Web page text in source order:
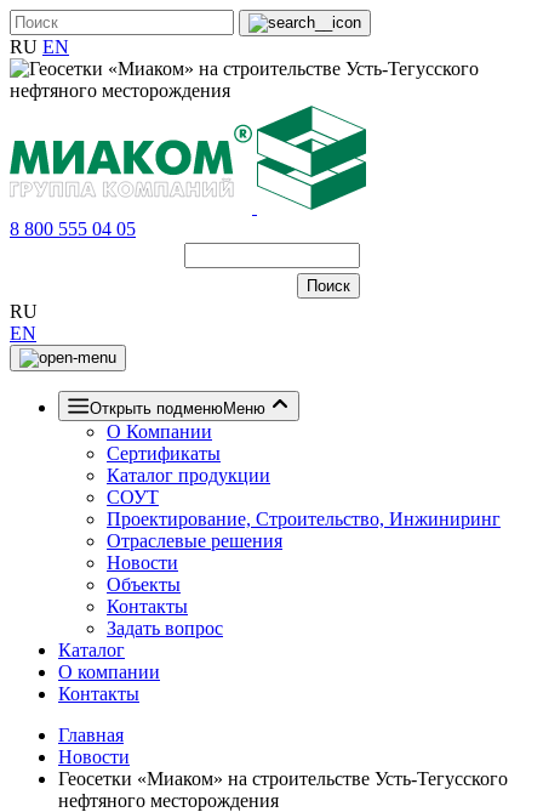
RU EN
8 800 555 04 05
RU
EN
Открыть подменюМеню
О Компании
Сертификаты
Каталог продукции
СОУТ
Проектирование, Строительство, Инжиниринг
Отраслевые решения
Новости
Объекты
Контакты
Задать вопрос
Каталог
О компании
Контакты
Главная
Новости
Геосетки «Миаком» на строительстве Усть-Тегусского
нефтяного месторождения